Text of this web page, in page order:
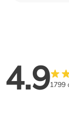
4.91799